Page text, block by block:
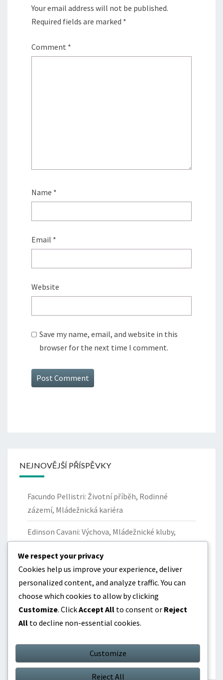
Your email address will not be published.
Required fields are marked *
Comment *
Name *
Email *
Website
Save my name, email, and website in this
browser for the next time I comment.
NEJNOVĚJŠÍ PŘÍSPĚVKY
Facundo Pellistri: Životní příběh, Rodinné
zázemí, Mládežnická kariéra
Edinson Cavani: Výchova, Mládežnické kluby,
Matías Vecino: Příspěvky na Copa América,
Mezinárodní úspěchy, Klíčové výkony
Jorge Fucile: Hlavní turnaje, Příspěvky do
národního týmu, Klíčové výkony
úspěchy, mezinárodní pocty
We respect your privacy
Cookies help us improve your experience, deliver
personalized content, and analyze traffic. You can
choose which cookies to allow by clicking
Customize. ClickAccept All to consent or Reject
All to decline non-essential cookies.
Customize
Reject All